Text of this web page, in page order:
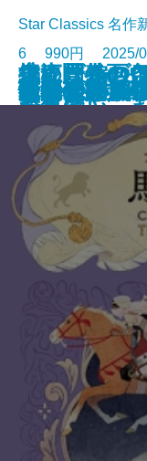
ナルニア国
ゆるやかに
町内会死者
荒地の家族
鬼にきんつ
しらべ─
大江戸春画
伝
編めば編む
なっていっ
捜査圏外の
作集(三)─
夏日狂想
チャールズ
ド事件
Star Classics 名
6 990円 2025/
ナルニア国
罪の水際
あやかしの
街とその不
街とその不
天路の旅人
天路の旅人
怪物
田沼と蔦重
ヤクザの子